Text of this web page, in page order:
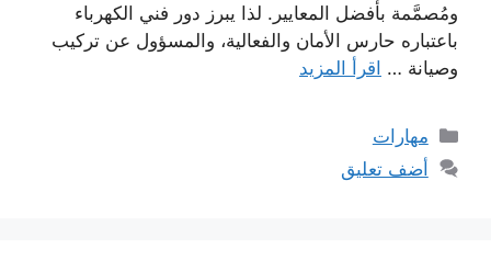
ومُصمَّمة بأفضل المعايير. لذا يبرز دور فني الكهرباء
باعتباره حارس الأمان والفعالية، والمسؤول عن تركيب
وصيانة … اقرأ المزيد
التصنيفات
مهارات
أضف تعليق